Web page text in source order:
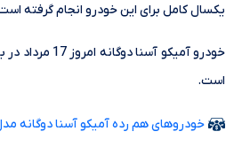
یکسال کامل برای این خودرو انجام گرفته
است.
خودروهای هم رده آمیکو آسنا دوگانه مدل